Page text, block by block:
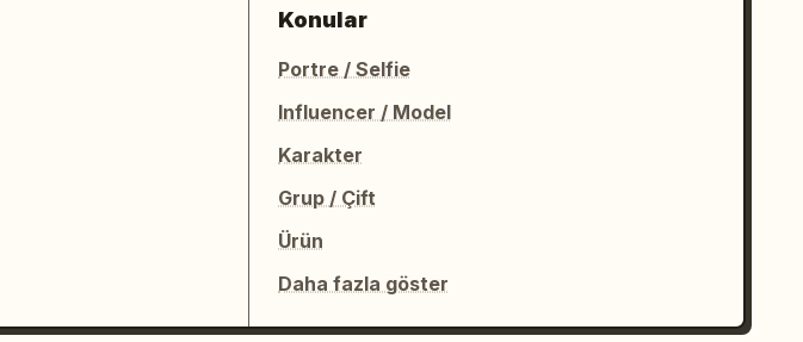
Konular
Portre / Selfie
Influencer / Model
Karakter
Grup / Çift
Ürün
Daha fazla göster